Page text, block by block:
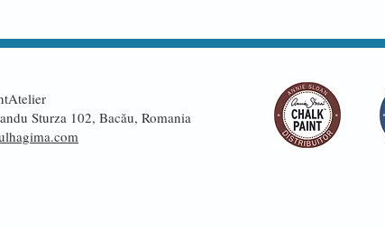
Sturza 102, Bacău, Romania